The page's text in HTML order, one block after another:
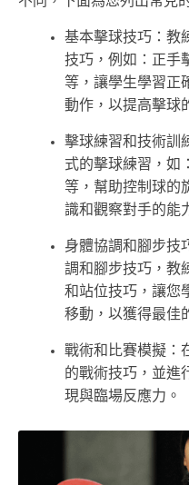
基本擊球技巧：教
技巧，例如：正手
等，讓學生學習正
動作，以提高擊球
擊球練習和技術訓
式的擊球練習，如
等，幫助控制球的
識和觀察對手的能
身體協調和腳步技
調和腳步技巧，教
和站位技巧，讓您
移動，以獲得最佳
戰術和比賽模擬：
的戰術技巧，並進
現與臨場反應力。